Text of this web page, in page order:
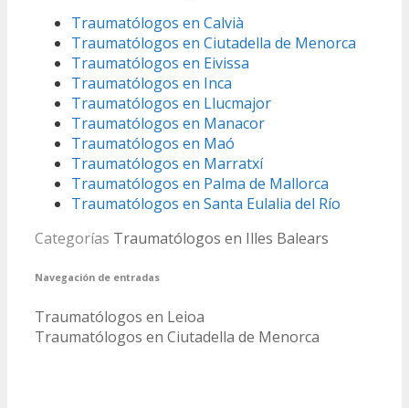
Traumatólogos en Calvià
Traumatólogos en Ciutadella de Menorca
Traumatólogos en Eivissa
Traumatólogos en Inca
Traumatólogos en Llucmajor
Traumatólogos en Manacor
Traumatólogos en Maó
Traumatólogos en Marratxí
Traumatólogos en Palma de Mallorca
Traumatólogos en Santa Eulalia del Río
Categorías Traumatólogos en Illes Balears
Navegación de entradas
Traumatólogos en Leioa
Traumatólogos en Ciutadella de Menorca